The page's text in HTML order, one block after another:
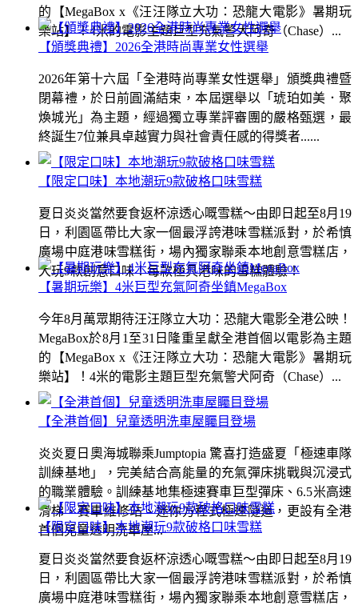
的【MegaBox x《汪汪隊立大功：恐龍大電影》暑期玩
樂站】！4米的電影主題巨型充氣警犬阿奇（Chase）...
【限定口味】本地潮玩9款破格口味雪糕
夏日炎炎當然要食返杯涼透心嘅雪糕～由即日起至8月19
日，利園區帶比大家一個最浮誇港味雪糕派對，於希慎
廣場中庭港味雪糕街，場內獨家聯乘本地創意雪糕店，
大玩9款創意口味！每款極具港味的雪糕體驗！
【全港首個】兒童透明洗車屋矚目登場
炎炎夏日奧海城聯乘Jumptopia 驚喜打造盛夏「極速車隊
訓練基地」，完美結合高能量的充氣彈床挑戰與沉浸式
的職業體驗。訓練基地集極速賽車巨型彈床、6.5米高速
滑梯、賽車維修站、迷你方程式極速隧道，更設有全港
首個兒童透明洗車屋...
【頒獎典禮】2026全港時尚專業女性選舉
2026年第十六屆「全港時尚專業女性選舉」頒獎典禮暨
閉幕禮，於日前圓滿結束，本屆選舉以「琥珀如美．聚
煥城光」為主題，經過獨立專業評審團的嚴格甄選，最
終誕生7位兼具卓越實力與社會責任感的得獎者......
【暑期玩樂】4米巨型充氣阿奇坐鎮MegaBox
今年8月萬眾期待汪汪隊立大功：恐龍大電影全港公映！
MegaBox於8月1至31日隆重呈獻全港首個以電影為主題
的【MegaBox x《汪汪隊立大功：恐龍大電影》暑期玩
樂站】！4米的電影主題巨型充氣警犬阿奇（Chase）...
【限定口味】本地潮玩9款破格口味雪糕
夏日炎炎當然要食返杯涼透心嘅雪糕～由即日起至8月19
日，利園區帶比大家一個最浮誇港味雪糕派對，於希慎
廣場中庭港味雪糕街，場內獨家聯乘本地創意雪糕店，